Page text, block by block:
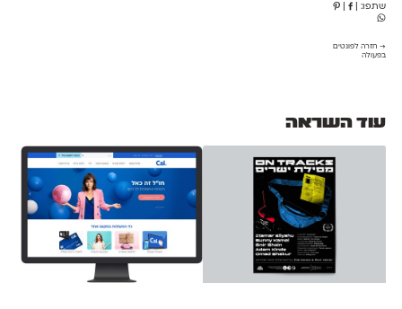
שתפו: |
→ חזרה לפונטים
בפעולה
עוד השראה